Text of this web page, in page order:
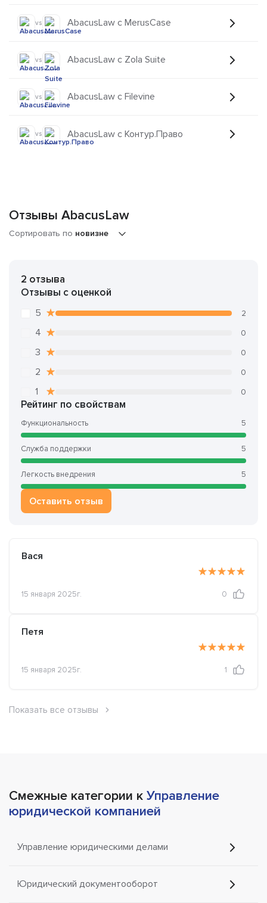
vs AbacusLaw с MerusCase
vs AbacusLaw с Zola Suite
vs AbacusLaw с Filevine
vs AbacusLaw с Контур.Право
Отзывы AbacusLaw
Сортировать по новизне
2 отзыва
Отзывы с оценкой
5 2
4 0
3 0
2 0
1 0
Рейтинг по свойствам
Функциональность 5
Служба поддержки 5
Легкость внедрения 5
Оставить отзыв
Вася
15 января 2025г. 0
Петя
15 января 2025г. 1
Показать все отзывы
Смежные категории к Управление
юридической компанией
Управление юридическими делами
Юридический документооборот